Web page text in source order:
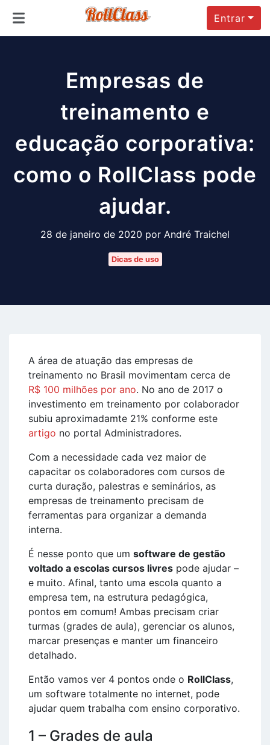
Entrar
Empresas de
treinamento e
educação corporativa:
como o RollClass pode
ajudar.
28 de janeiro de 2020 por André Traichel
Dicas de uso
A área de atuação das empresas de
treinamento no Brasil movimentam cerca de
R$ 100 milhões por ano. No ano de 2017 o
investimento em treinamento por colaborador
subiu aproximadamte 21% conforme este
artigo no portal Administradores.
Com a necessidade cada vez maior de
capacitar os colaboradores com cursos de
curta duração, palestras e seminários, as
empresas de treinamento precisam de
ferramentas para organizar a demanda
interna.
É nesse ponto que um software de gestão
voltado a escolas cursos livres pode ajudar –
e muito. Afinal, tanto uma escola quanto a
empresa tem, na estrutura pedagógica,
pontos em comum! Ambas precisam criar
turmas (grades de aula), gerenciar os alunos,
marcar presenças e manter um financeiro
detalhado.
Então vamos ver 4 pontos onde o RollClass,
um software totalmente no internet, pode
ajudar quem trabalha com ensino corporativo.
1 – Grades de aula